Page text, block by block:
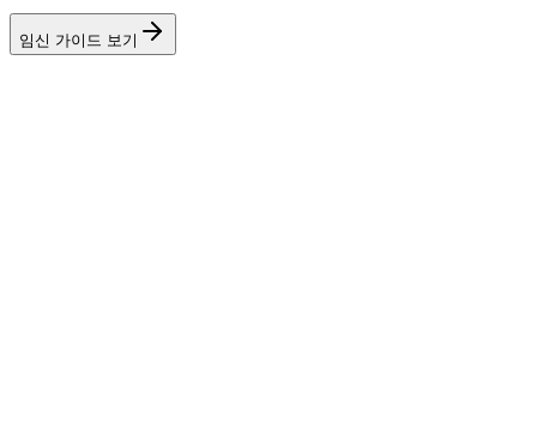
임신 가이드 보기